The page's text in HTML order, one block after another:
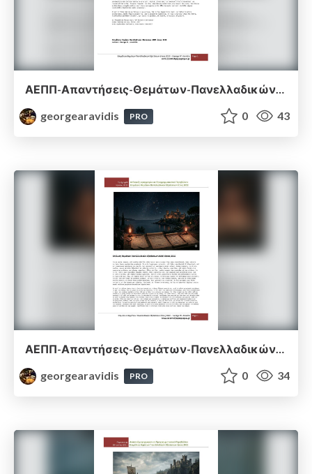
ΑΕΠΠ-Απαντήσεις-Θεμάτων-Πανελλαδικών-Εξετάσεων-2023.pdf
georgearavidis
PRO 0 43
ΑΕΠΠ-Απαντήσεις-Θεμάτων-Πανελλαδικών-Εξετάσεων-2022.pdf
georgearavidis
PRO 0 34